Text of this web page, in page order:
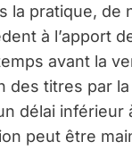
la pratique, de
à l’apport
avant la
des titres par
délai inférieur
peut être